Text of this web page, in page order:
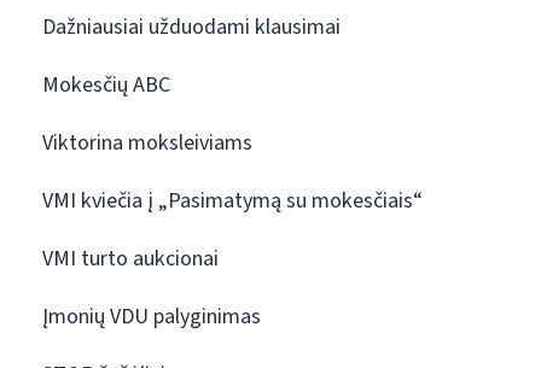
Dažniausiai užduodami klausimai
Mokesčių ABC
Viktorina moksleiviams
VMI kviečia į „Pasimatymą su mokesčiais“
VMI turto aukcionai
Įmonių VDU palyginimas